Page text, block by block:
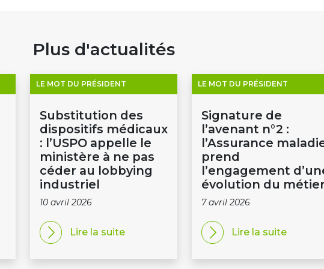
Plus d'actualités
LE MOT DU PRÉSIDENT
Substitution des
dispositifs médicaux
: l’USPO appelle le
ministère à ne pas
céder au lobbying
industriel
10 avril 2026
Lire la suite
LE MOT DU PRÉSIDENT
Signature de
l’avenant n°2 :
l’Assurance
prend
l’engagement
évolution du métier
7 avril 2026
Lire la suite